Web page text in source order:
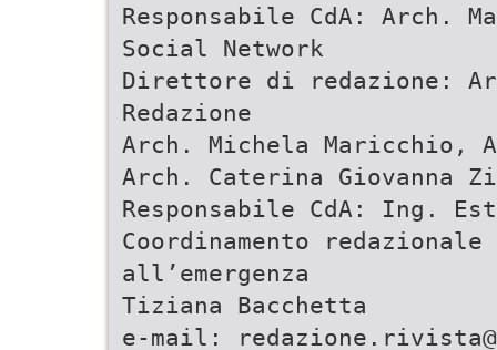
Responsabile CdA: Arch.
Social Network
Direttore di redazione:
Redazione
Arch. Michela Maricchio,
Arch. Caterina Giovanna
Responsabile CdA: Ing.
Coordinamento
all’emergenza
Tiziana Bacchetta
e-mail: